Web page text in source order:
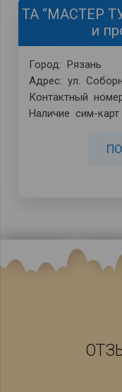
ТА “МАСТЕР
и
Город: Рязань
Адрес: ул.
Контактный
Наличие сим-